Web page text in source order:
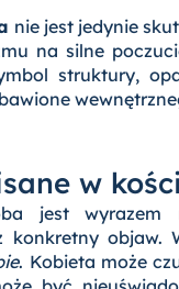
nie jest jedynie
na silne
struktury,
w
jest wyrazem
konkretny objaw.
. Kobieta może